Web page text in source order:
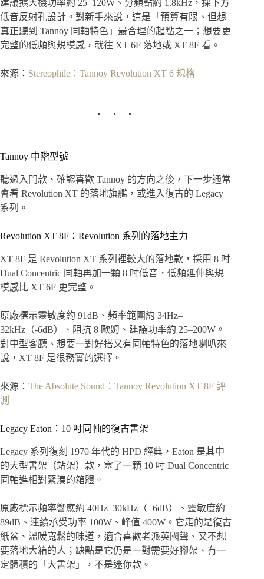
建議擴大機功率約 25–120W、分頻點約 1.8kHz，採下方
低音反射孔設計。對新手來說，這是「預算有限、但想
真正聽到 Tannoy 同軸特色」最合理的起點之一；想要更
完整的低頻與規模感，就往 XT 6F 落地或 XT 8F 看。
來源： Stereophile：Tannoy Revolution XT 6 規格
Tannoy 中階型號
聽過入門款、確認喜歡 Tannoy 的方向之後，下一步通常
會看 Revolution XT 的落地旗艦，或進入復古的 Legacy
系列。
Revolution XT 8F：Revolution 系列的落地主力
XT 8F 是 Revolution XT 系列裡較大的落地款，採用 8 吋
Dual Concentric 同軸再加一顆 8 吋低音，低頻延伸與規
模感比 XT 6F 更完整。
原廠標示靈敏度約 91dB、頻率範圍約 34Hz–
32kHz（-6dB）、阻抗 8 歐姆、建議功率約 25–200W。
對中型客廳、想要一對好搭又有同軸特色的落地喇叭來
說，XT 8F 是很務實的選擇。
來源： The Absolute Sound：Tannoy Revolution XT 8F 評
測
Legacy Eaton：10 吋同軸的復古書架
Legacy 系列復刻 1970 年代的 HPD 經典，Eaton 是其中
的大型書架（站架）款，塞了一顆 10 吋 Dual Concentric
同軸進相對緊湊的箱體。
原廠標示頻率響應約 40Hz–30kHz（±6dB）、靈敏度約
89dB、連續承受功率 100W、峰值 400W。它走的是復古
紙盆、溫暖寬鬆的味道，適合喜歡老派英國聲、又不想
要落地大箱的人；缺點是它仍是一對需要好腳架、有一
定體積的「大書架」，不是迷你款。